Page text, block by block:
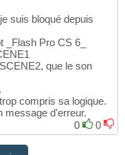
suis bloqué depuis
Pro CS 6_
que le son
compris sa logique.
message d'erreur.
0
0